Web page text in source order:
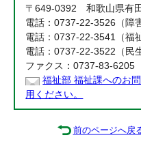
〒649-0392 和歌山県有
電話：0737-22-3526（障
電話：0737-22-3541（福
電話：0737-22-3522（民
ファクス：0737-83-6205
福祉部 福祉課へのお
用ください。
前のページへ戻